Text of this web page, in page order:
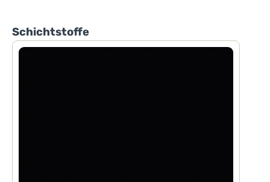
Produktgalerie überspringen
Schichtstoffe